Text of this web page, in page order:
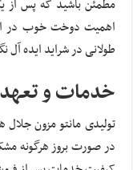
مطمئن باشید که پس از
اهمیت دوخت خوب در
طولانی در شراید ایده آل
خدمات و
تولیدی مانتو مزون
در صورت بروز هرگونه